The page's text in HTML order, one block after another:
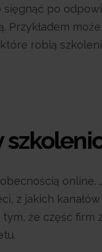
po
robią
z jakich
że część firm